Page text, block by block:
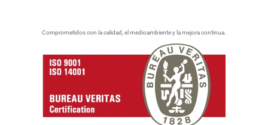
Comprometidos con la calidad, el medioambiente y la mejora continua.